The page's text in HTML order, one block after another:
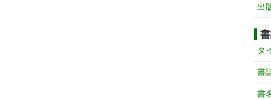
出
タ
書
書